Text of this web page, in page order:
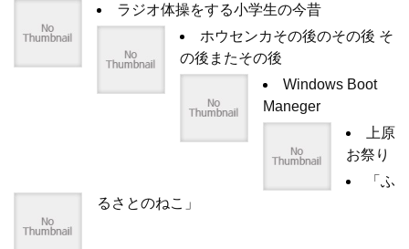
ラジオ体操をする小学生の今昔
ホウセンカその後のその後 そ
の後またその後
Windows Boot
Maneger
上原
お祭り
「ふ
るさとのねこ」